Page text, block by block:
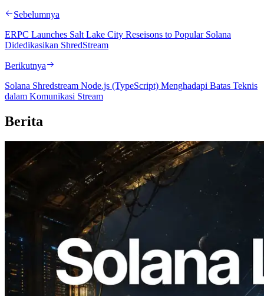
Sebelumnya
ERPC Launches Salt Lake City Reseisons to Popular Solana
Didedikasikan ShredStream
Berikutnya
Solana Shredstream Node.js (TypeScript) Menghadapi Batas Teknis
dalam Komunikasi Stream
Berita
2026.08.05